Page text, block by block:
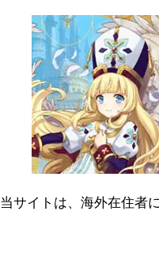
当サイトは、海外在住者